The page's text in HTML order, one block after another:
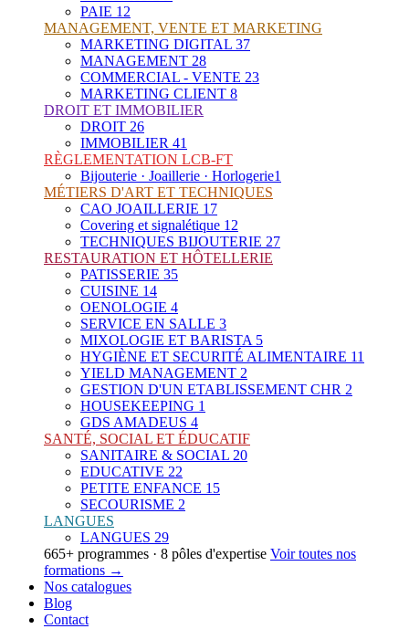
PAIE 12
MANAGEMENT, VENTE ET MARKETING
MARKETING DIGITAL 37
MANAGEMENT 28
COMMERCIAL - VENTE 23
MARKETING CLIENT 8
DROIT ET IMMOBILIER
DROIT 26
IMMOBILIER 41
RÈGLEMENTATION LCB-FT
Bijouterie · Joaillerie · Horlogerie1
MÉTIERS D'ART ET TECHNIQUES
CAO JOAILLERIE 17
Covering et signalétique 12
TECHNIQUES BIJOUTERIE 27
RESTAURATION ET HÔTELLERIE
PATISSERIE 35
CUISINE 14
OENOLOGIE 4
SERVICE EN SALLE 3
MIXOLOGIE ET BARISTA 5
HYGIÈNE ET SECURITÉ ALIMENTAIRE 11
YIELD MANAGEMENT 2
GESTION D'UN ETABLISSEMENT CHR 2
HOUSEKEEPING 1
GDS AMADEUS 4
SANTÉ, SOCIAL ET ÉDUCATIF
SANITAIRE & SOCIAL 20
EDUCATIVE 22
PETITE ENFANCE 15
SECOURISME 2
LANGUES
LANGUES 29
665+ programmes · 8 pôles d'expertise Voir toutes nos
formations →
Nos catalogues
Blog
Contact